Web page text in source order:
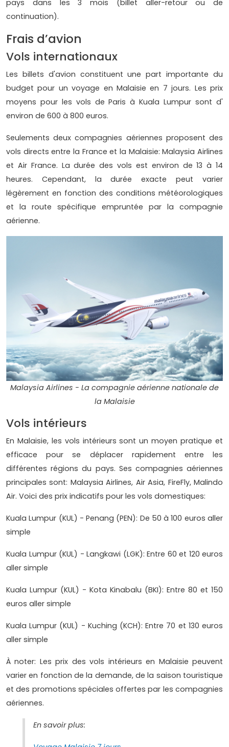
pays dans les 3 mois (billet aller-retour ou de
continuation).
Frais d’avion
Vols internationaux
Les billets d'avion constituent une part importante du
budget pour un voyage en Malaisie en 7 jours. Les prix
moyens pour les vols de Paris à Kuala Lumpur sont d'
environ de 600 à 800 euros.
Seulements deux compagnies aériennes proposent des
vols directs entre la France et la Malaisie: Malaysia Airlines
et Air France. La durée des vols est environ de 13 à 14
heures. Cependant, la durée exacte peut varier
légèrement en fonction des conditions météorologiques
et la route spécifique empruntée par la compagnie
aérienne.
Malaysia Airlines - La compagnie aérienne nationale de
la Malaisie
Vols intérieurs
En Malaisie, les vols intérieurs sont un moyen pratique et
efficace pour se déplacer rapidement entre les
différentes régions du pays. Ses compagnies aériennes
principales sont: Malaysia Airlines, Air Asia, FireFly, Malindo
Air. Voici des prix indicatifs pour les vols domestiques:
Kuala Lumpur (KUL) - Penang (PEN): De 50 à 100 euros aller
simple
Kuala Lumpur (KUL) - Langkawi (LGK): Entre 60 et 120 euros
aller simple
Kuala Lumpur (KUL) - Kota Kinabalu (BKI): Entre 80 et 150
euros aller simple
Kuala Lumpur (KUL) - Kuching (KCH): Entre 70 et 130 euros
aller simple
À noter: Les prix des vols intérieurs en Malaisie peuvent
varier en fonction de la demande, de la saison touristique
et des promotions spéciales offertes par les compagnies
aériennes.
En savoir plus: